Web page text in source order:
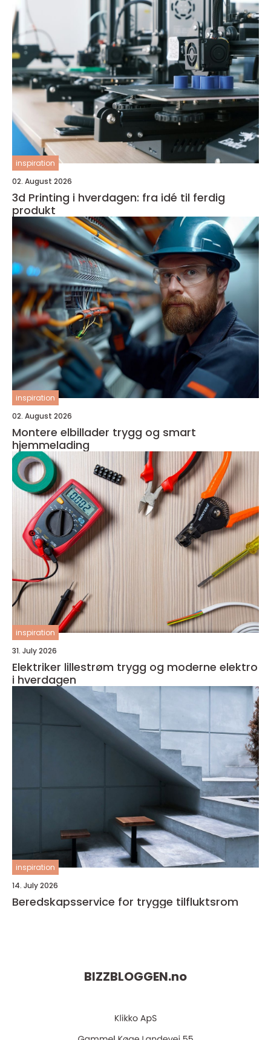
inspiration
02. August 2026
3d Printing i hverdagen: fra idé til ferdig
produkt
inspiration
02. August 2026
Montere elbillader trygg og smart
hjemmelading
inspiration
31. July 2026
Elektriker lillestrøm trygg og moderne elektro
i hverdagen
inspiration
14. July 2026
Beredskapsservice for trygge tilfluktsrom
BIZZBLOGGEN.no